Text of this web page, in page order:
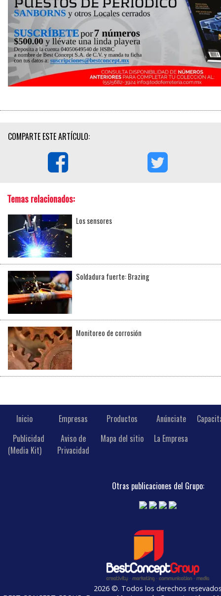
COMPARTE ESTE ARTÍCULO:
Temas relacionados:
Los sensores
Soldadura fuerte: Brazing
Monitoreo de corrosión
Inicio Empresas Productos Anúnciate
Publicidad
(Media Kit)
Aviso de
Privacidad
Mapa del sitio La Empresa
Otras publicaciones del Grupo:
2026 ©. Todos los derechos